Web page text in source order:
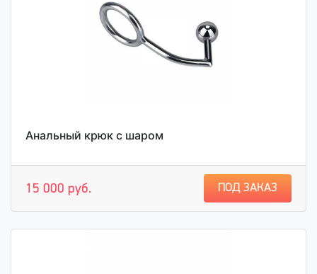
Анальный крюк с шаром
15 000 руб. ПОД ЗАКАЗ